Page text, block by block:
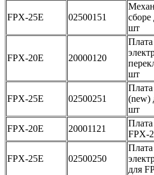
FPX-25E 02500151
сборе
шт
FPX-20E 20000120
шт
FPX-25E 02500251
(new)
шт
FPX-20E 20001121
FPX-
FPX-25E 02500250
для